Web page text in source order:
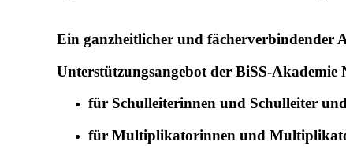
Ein ganzheitlicher und fächerverbindender
Unterstützungsangebot der BiSS-
für Schulleiterinnen und Schulleiter
für Multiplikatorinnen und